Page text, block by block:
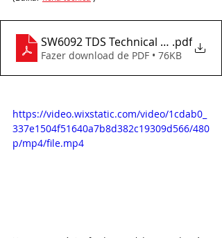
SW6092 TDS Technical data sheet
.pdf
Fazer download de PDF • 76KB
https://video.wixstatic.com/video/1cdab0_
337e1504f51640a7b8d382c19309d566/480
p/mp4/file.mp4